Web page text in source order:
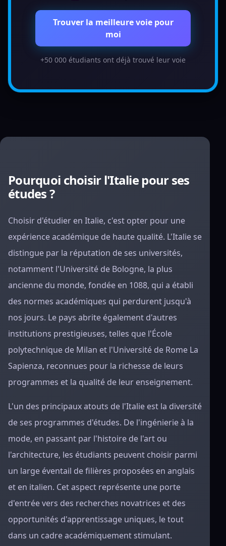
Trouver la meilleure voie pour
moi
+50 000 étudiants ont déjà trouvé leur voie
Pourquoi choisir l'Italie pour ses
études ?
Choisir d'étudier en Italie, c'est opter pour une
expérience académique de haute qualité. L'Italie se
distingue par la réputation de ses universités,
notamment l'Université de Bologne, la plus
ancienne du monde, fondée en 1088, qui a établi
des normes académiques qui perdurent jusqu'à
nos jours. Le pays abrite également d'autres
institutions prestigieuses, telles que l'École
polytechnique de Milan et l'Université de Rome La
Sapienza, reconnues pour la richesse de leurs
programmes et la qualité de leur enseignement.
L'un des principaux atouts de l'Italie est la diversité
de ses programmes d'études. De l'ingénierie à la
mode, en passant par l'histoire de l'art ou
l'architecture, les étudiants peuvent choisir parmi
un large éventail de filières proposées en anglais
et en italien. Cet aspect représente une porte
d'entrée vers des recherches novatrices et des
opportunités d'apprentissage uniques, le tout
dans un cadre académiquement stimulant.